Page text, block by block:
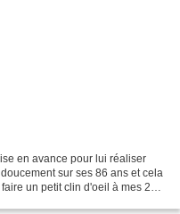
en avance pour lui réaliser
sur ses 86 ans et cela
un petit clin d'oeil à mes 2